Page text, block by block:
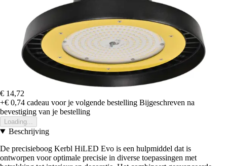
€ 14,72
+€ 0,74 cadeau voor je volgende bestelling Bijgeschreven na
bevestiging van je bestelling
Loading...
Beschrijving
De precisieboog Kerbl HiLED Evo is een hulpmiddel dat is
ontworpen voor optimale precisie in diverse toepassingen met